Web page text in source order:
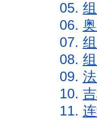
05.
06.
07.
08.
09.
10.
11.